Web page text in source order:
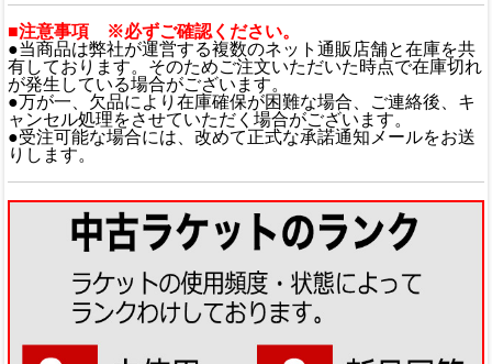
■注意事項 ※必ずご確認ください。
●当商品は弊社が運営する複数のネット通販店舗と在庫を共
有しております。そのためご注文いただいた時点で在庫切れ
が発生している場合がございます。
●万が一、欠品により在庫確保が困難な場合、ご連絡後、キ
ャンセル処理をさせていただく場合がございます。
●受注可能な場合には、改めて正式な承諾通知メールをお送
りします。